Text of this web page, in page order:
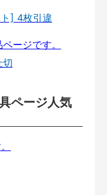
] 4枚引違
切
ページ人気